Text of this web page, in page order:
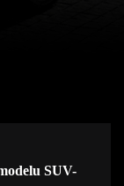
SUV-